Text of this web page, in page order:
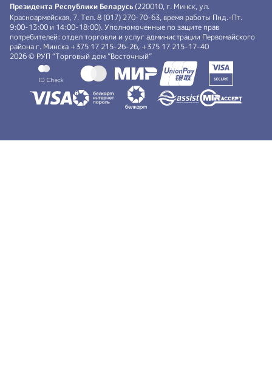
Президента Республики Беларусь (220010, г. Минск, ул.
Красноармейская, 7. Тел. 8 (017) 270-70-63, время работы Пнд.-Пт.
9:00-13:00 и 14:00-18:00). Уполномоченные по защите прав
потребителей: отдел торговли и услуг администрации Первомайского
района г. Минска +375 17 215-26-26, +375 17 215-17-40
2026 © РУП “Торговый дом ”Восточный”